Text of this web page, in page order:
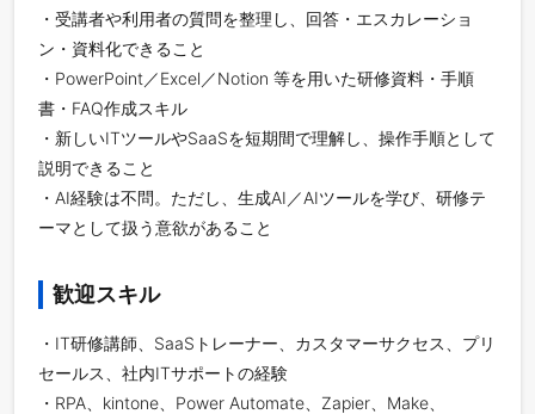
・受講者や利用者の質問を整理し、回答・エスカレーショ
ン・資料化できること
・PowerPoint／Excel／Notion 等を用いた研修資料・手順
書・FAQ作成スキル
・新しいITツールやSaaSを短期間で理解し、操作手順として
説明できること
・AI経験は不問。ただし、生成AI／AIツールを学び、研修テ
ーマとして扱う意欲があること
歓迎スキル
・IT研修講師、SaaSトレーナー、カスタマーサクセス、プリ
セールス、社内ITサポートの経験
・RPA、kintone、Power Automate、Zapier、Make、